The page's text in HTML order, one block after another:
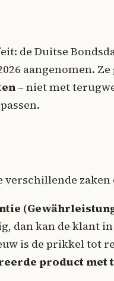
de Duitse
aangenomen.
– niet met
dan kan de klant
is de prikkel tot
product met